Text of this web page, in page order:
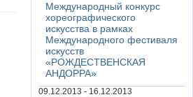
Международный конкурс
хореографического
искусства в рамках
Международного фестиваля
искусств
«РОЖДЕСТВЕНСКАЯ
АНДОРРА»
09.12.2013 - 16.12.2013